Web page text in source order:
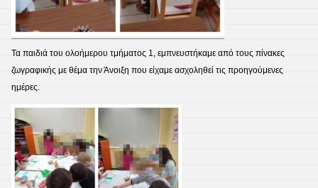
Τα παιδιά του ολοήμερου τμήματος 1, εμπνευστήκαμε από τους πίνακες
ζωγραφικής με θέμα την Άνοιξη που είχαμε ασχοληθεί τις προηγούμενες
ημέρες.